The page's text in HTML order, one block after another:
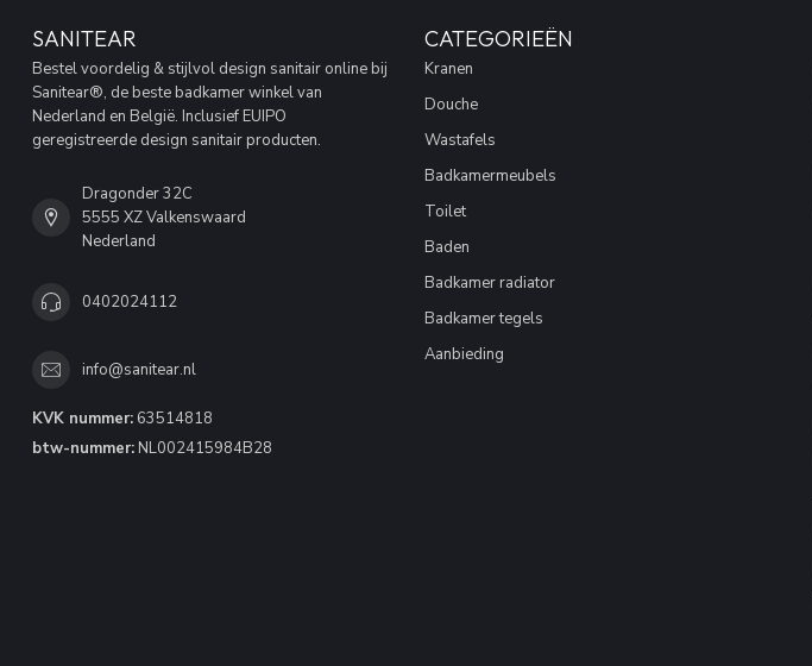
SANITEAR
Bestel voordelig & stijlvol design sanitair online bij
Sanitear®, de beste badkamer winkel van
Nederland en België. Inclusief EUIPO
geregistreerde design sanitair producten.
Dragonder 32C
5555 XZ Valkenswaard
Nederland
0402024112
info@sanitear.nl
KVK nummer: 63514818
btw-nummer: NL002415984B28
CATEGORIEËN
Kranen
Douche
Wastafels
Badkamermeubels
Toilet
Baden
Badkamer radiator
Badkamer tegels
Aanbieding